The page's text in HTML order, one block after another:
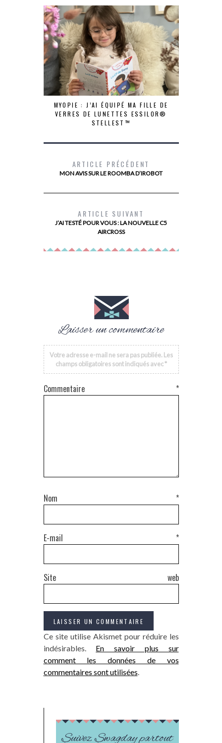
MYOPIE : J’AI ÉQUIPÉ MA FILLE DE
VERRES DE LUNETTES ESSILOR®
STELLEST™
ARTICLE PRÉCÉDENT
MON AVIS SUR LE ROOMBA D’IROBOT
ARTICLE SUIVANT
J’AI TESTÉ POUR VOUS : LA NOUVELLE C5
AIRCROSS
Laisser un commentaire
Votre adresse e-mail ne sera pas publiée. Les
champs obligatoires sont indiqués avec*
Commentaire *
Nom *
E-mail *
Site web
Ce site utilise Akismet pour réduire les
indésirables. En savoir plus sur
comment les données de vos
commentaires sont utilisées
Suivez Swagday partout